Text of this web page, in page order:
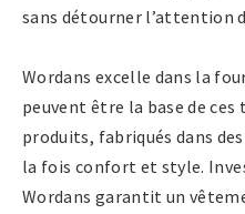
sans détourner l’attention
Wordans excelle dans la
peuvent être la base de
produits, fabriqués dans
la fois confort et style.
Wordans garantit un